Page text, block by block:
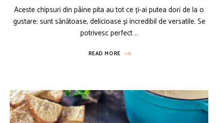
Aceste chipsuri din pâine pita au tot ce ți-ai putea dori de la o
gustare: sunt sănătoase, delicioase și incredibil de versatile. Se
potrivesc perfect …
READ MORE